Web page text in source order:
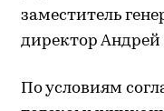
заместитель
директор
По условиям